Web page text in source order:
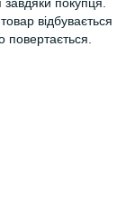
відбувається